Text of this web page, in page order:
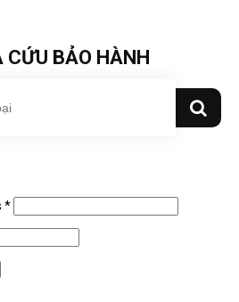
CỨU BẢO HÀNH
*